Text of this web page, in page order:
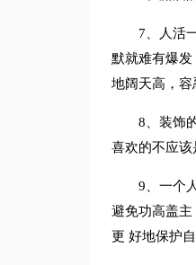
7、人活
默就难有爆
地阔天高，容
8、装饰
喜欢的不应该
9、一个
避免功高盖
更 好地保护